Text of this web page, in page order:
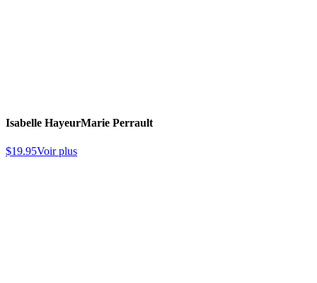
Isabelle HayeurMarie Perrault
$19.95Voir plus